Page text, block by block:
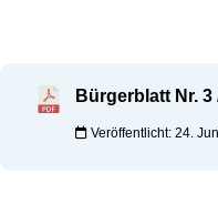
Bürgerblatt Nr. 3
Veröffentlicht: 24.